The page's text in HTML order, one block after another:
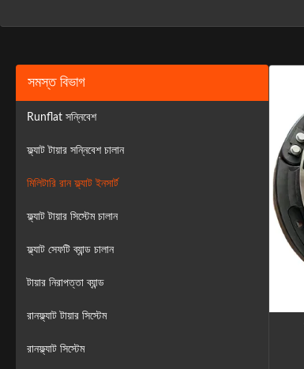
সমস্ত বিভাগ
Runflat সন্নিবেশ
ফ্ল্যাট টায়ার সন্নিবেশ চালান
মিলিটারি রান ফ্ল্যাট ইনসার্ট
ফ্ল্যাট টায়ার সিস্টেম চালান
ফ্ল্যাট সেফটি ব্যান্ড চালান
টায়ার নিরাপত্তা ব্যান্ড
রানফ্ল্যাট টায়ার সিস্টেম
রানফ্ল্যাট সিস্টেম